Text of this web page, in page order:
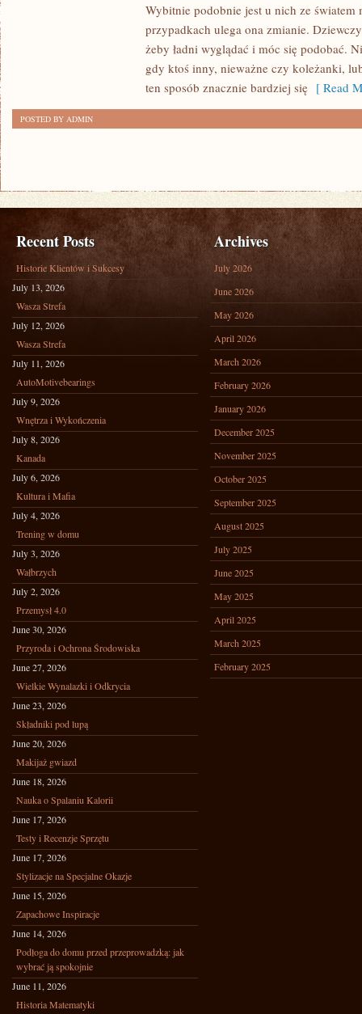
WIĘKSZOŚCI
WYPADKÓW
SIĘ
Z
Wybitnie podobnie jest u nich ze światem
przypadkach ulega ona zmianie.
żeby ładni wyglądać i móc się podobać.
gdy ktoś inny, nieważne czy koleżanki,
ten sposób znacznie bardziej się [ Read
POSTED BY ADMIN
Recent Posts
Historie Klientów i Sukcesy
July 13, 2026
Wasza Strefa
July 12, 2026
Wasza Strefa
July 11, 2026
AutoMotivebearings
July 9, 2026
Wnętrza i Wykończenia
July 8, 2026
Kanada
July 6, 2026
Kultura i Mafia
July 4, 2026
Trening w domu
July 3, 2026
Wałbrzych
July 2, 2026
Przemysł 4.0
June 30, 2026
Przyroda i Ochrona Środowiska
June 27, 2026
Wielkie Wynalazki i Odkrycia
June 23, 2026
Składniki pod lupą
June 20, 2026
Makijaż gwiazd
June 18, 2026
Nauka o Spalaniu Kalorii
June 17, 2026
Testy i Recenzje Sprzętu
June 17, 2026
Stylizacje na Specjalne Okazje
June 15, 2026
Zapachowe Inspiracje
June 14, 2026
Podłoga do domu przed przeprowadzką: jak
wybrać ją spokojnie
June 11, 2026
Historia Matematyki
Archives
July 2026
June 2026
May 2026
April 2026
March 2026
February 2026
January 2026
December 2025
November 2025
October 2025
September 2025
August 2025
July 2025
June 2025
May 2025
April 2025
March 2025
February 2025